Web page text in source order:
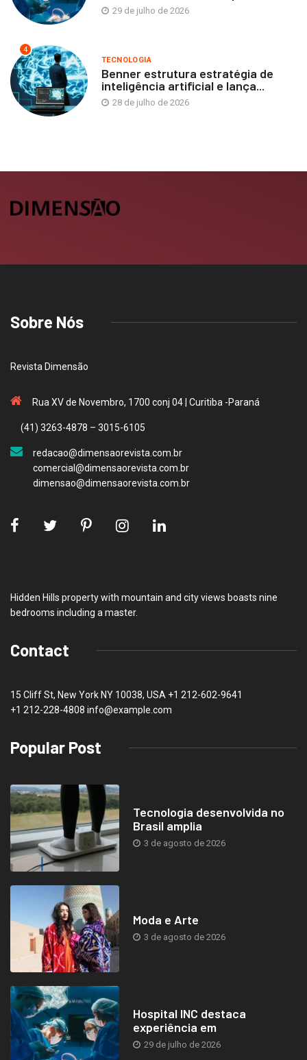
29 de julho de 2026
4
TECNOLOGIA
Benner estrutura estratégia de
inteligência artificial e lança...
28 de julho de 2026
Sobre Nós
Revista Dimensão
Rua XV de Novembro, 1700 conj 04 | Curitiba -Paraná
(41) 3263-4878 – 3015-6105
redacao@dimensaorevista.com.br
comercial@dimensaorevista.com.br
dimensao@dimensaorevista.com.br
Hidden Hills property with mountain and city views boasts nine
bedrooms including a master.
Contact
15 Cliff St, New York NY 10038, USA +1 212-602-9641
+1 212-228-4808 info@example.com
Popular Post
Tecnologia desenvolvida no
Brasil amplia
3 de agosto de 2026
Moda e Arte
3 de agosto de 2026
Hospital INC destaca
experiência em
29 de julho de 2026